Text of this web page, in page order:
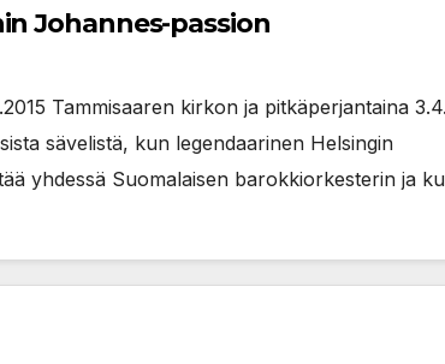
Johannes-passion
Tammisaaren kirkon ja pitkäperjantaina
sävelistä, kun legendaarinen Helsingin
yhdessä Suomalaisen barokkiorkesterin ja